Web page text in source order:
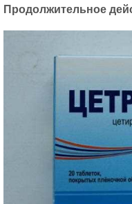
Продолжительное